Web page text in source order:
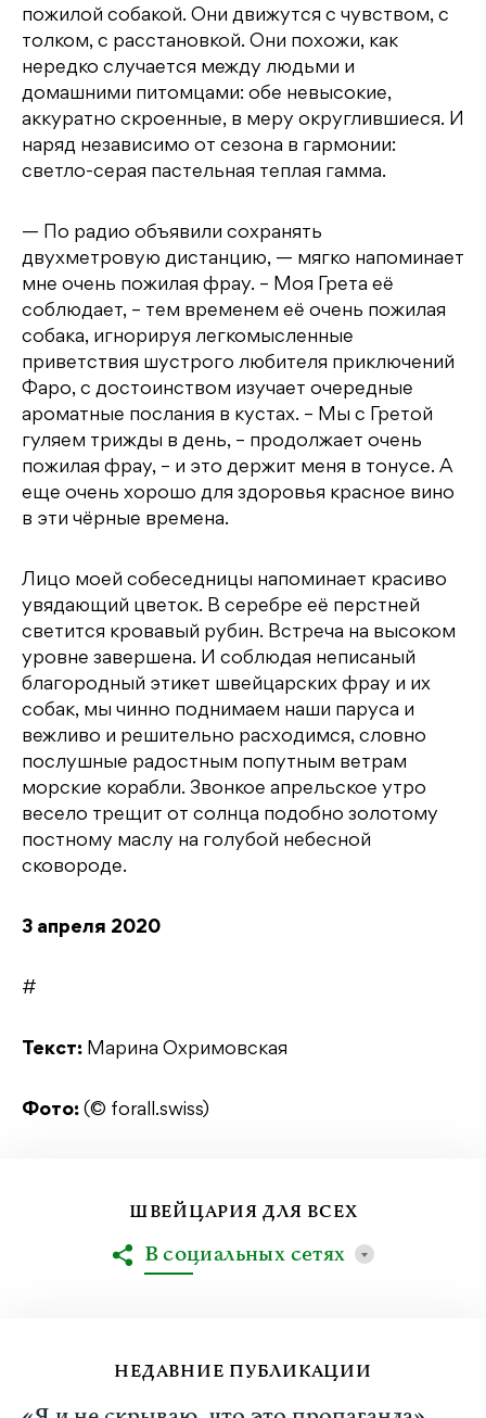
пожилой собакой. Они движутся с чувством, с
толком, с расстановкой. Они похожи, как
нередко случается между людьми и
домашними питомцами: обе невысокие,
аккуратно скроенные, в меру округлившиеся. И
наряд независимо от сезона в гармонии:
светло-серая пастельная теплая гамма.
— По радио объявили сохранять
двухметровую дистанцию, — мягко напоминает
мне очень пожилая фрау. – Моя Грета её
соблюдает, – тем временем её очень пожилая
собака, игнорируя легкомысленные
приветствия шустрого любителя приключений
Фаро, с достоинством изучает очередные
ароматные послания в кустах. – Мы с Гретой
гуляем трижды в день, – продолжает очень
пожилая фрау, – и это держит меня в тонусе. А
еще очень хорошо для здоровья красное вино
в эти чёрные времена.
Лицо моей собеседницы напоминает красиво
увядающий цветок. В серебре её перстней
светится кровавый рубин. Встреча на высоком
уровне завершена. И соблюдая неписаный
благородный этикет швейцарских фрау и их
собак, мы чинно поднимаем наши паруса и
вежливо и решительно расходимся, словно
послушные радостным попутным ветрам
морские корабли. Звонкое апрельское утро
весело трещит от солнца подобно золотому
постному маслу на голубой небесной
сковороде.
3 апреля 2020
#
Текст: Марина Охримовская
Фото: (© forall.swiss)
НЕДАВНИЕ ПУБЛИКАЦИИ
ШВЕЙЦАРИЯ ДЛЯ ВСЕХ
В социальных сетях